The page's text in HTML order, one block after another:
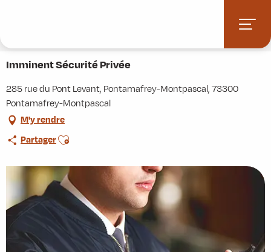
principal
Imminent Sécurité Privée
285 rue du Pont Levant, Pontamafrey-Montpascal, 73300
Pontamafrey-Montpascal
M'y rendre
PartagerAjouter aux favoris